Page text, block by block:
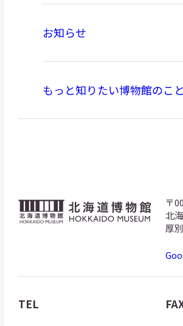
お知らせ
もっと知りたい博物館のこと
北
海
物
館
〒
北
厚
TEL